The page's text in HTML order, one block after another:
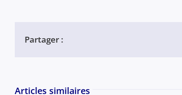
Partager :
Articles similaires